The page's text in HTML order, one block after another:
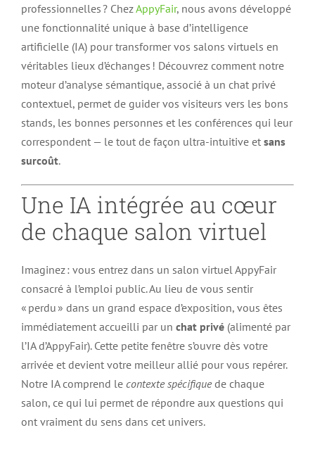
professionnelles ? ChezAppyFair, nous avons développé
une fonctionnalité unique à base d’intelligence
artificielle (IA) pour transformer vos salons virtuels en
véritables lieux d’échanges ! Découvrez comment notre
moteur d’analyse sémantique, associé à un chat privé
contextuel, permet de guider vos visiteurs vers les bons
stands, les bonnes personnes et les conférences qui leur
correspondent — le tout de façon ultra-intuitive et sans
surcoût.
Une IA intégrée au cœur
de chaque salon virtuel
Imaginez : vous entrez dans un salon virtuel AppyFair
consacré à l’emploi public. Au lieu de vous sentir
« perdu » dans un grand espace d’exposition, vous êtes
immédiatement accueilli par un chat privé(alimenté par
l’IA d’AppyFair). Cette petite fenêtre s’ouvre dès votre
arrivée et devient votre meilleur allié pour vous repérer.
Notre IA comprend le contexte spécifiquede chaque
salon, ce qui lui permet de répondre aux questions qui
ont vraiment du sens dans cet univers.